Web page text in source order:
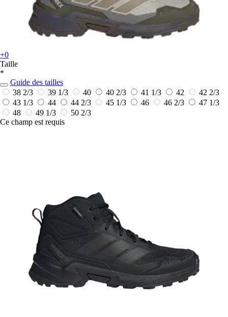
+0
Taille
*
Guide des tailles
38 2/3
39 1/3 40 40 2/3 41 1/3 42
42 2/3
43 1/3
44 44 2/3 45 1/3 46 46 2/3
47 1/3
48
49 1/3
50 2/3
Ce champ est requis